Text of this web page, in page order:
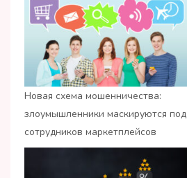
Новая схема мошенничества:
злоумышленники маскируются под
сотрудников маркетплейсов